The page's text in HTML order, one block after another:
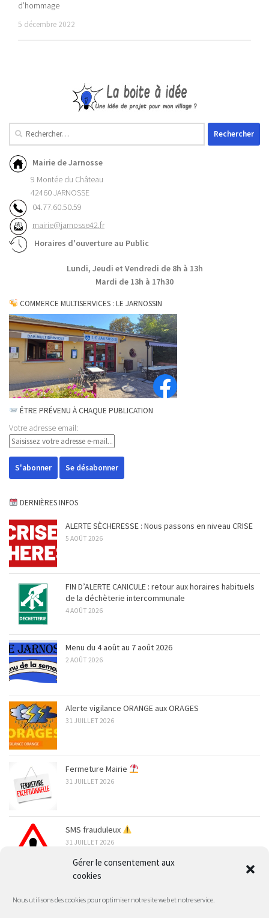
Gérer le consentement aux
cookies
Nous utilisons des cookies pour optimiser notre site web et notre service.
d’hommage
5 décembre 2022
Mairie de Jarnosse
9 Montée du Château
42460 JARNOSSE
04.77.60.50.59
mairie@jarnosse42.fr
Horaires d'ouverture au Public
Lundi, Jeudi et Vendredi de 8h à 13h
Mardi de 13h à 17h30
COMMERCE MULTISERVICES : LE JARNOSSIN
ÊTRE PRÉVENU À CHAQUE PUBLICATION
Votre adresse email:
DERNIÈRES INFOS
ALERTE SÈCHERESSE : Nous passons en niveau CRISE
5 AOÛT 2026
FIN D’ALERTE CANICULE : retour aux horaires habituels
de la déchèterie intercommunale
4 AOÛT 2026
Menu du 4 août au 7 août 2026
2 AOÛT 2026
Alerte vigilance ORANGE aux ORAGES
31 JUILLET 2026
Fermeture Mairie
31 JUILLET 2026
SMS frauduleux
31 JUILLET 2026